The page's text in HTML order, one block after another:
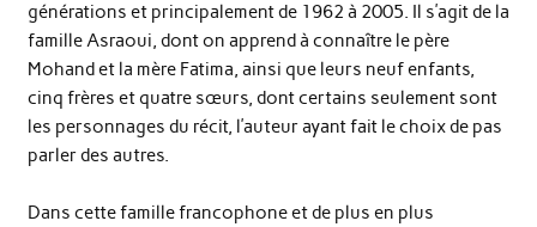
générations et principalement de 1962 à 2005. Il s’agit de la
famille Asraoui, dont on apprend à connaître le père
Mohand et la mère Fatima, ainsi que leurs neuf enfants,
cinq frères et quatre sœurs, dont certains seulement sont
les personnages du récit, l’auteur ayant fait le choix de pas
parler des autres.
Dans cette famille francophone et de plus en plus